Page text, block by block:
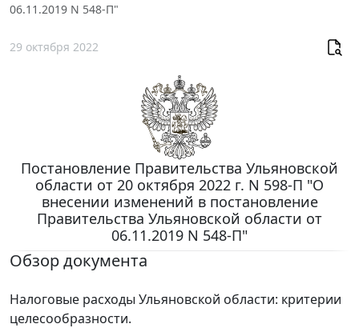
06.11.2019 N 548-П"
29 октября 2022
Постановление Правительства Ульяновской
области от 20 октября 2022 г. N 598-П "О
внесении изменений в постановление
Правительства Ульяновской области от
06.11.2019 N 548-П"
Обзор документа
Налоговые расходы Ульяновской области: критерии
целесообразности.